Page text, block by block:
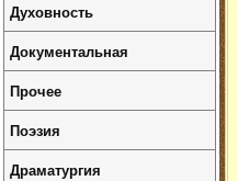
Духовность
Документальная
Прочее
Поэзия
Драматургия